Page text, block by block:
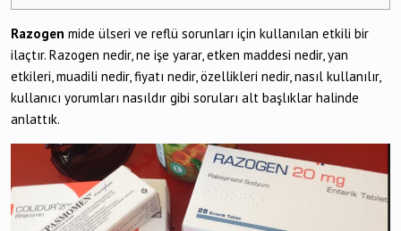
Razogen mide ülseri ve reflü sorunları için kullanılan etkili bir
ilaçtır. Razogen nedir, ne işe yarar, etken maddesi nedir, yan
etkileri, muadili nedir, fiyatı nedir, özellikleri nedir, nasıl kullanılır,
kullanıcı yorumları nasıldır gibi soruları alt başlıklar halinde
anlattık.